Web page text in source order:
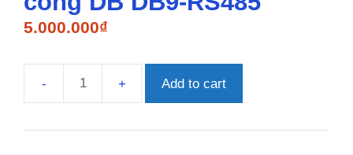
5.000.000₫
Chống
lan
Add to cart